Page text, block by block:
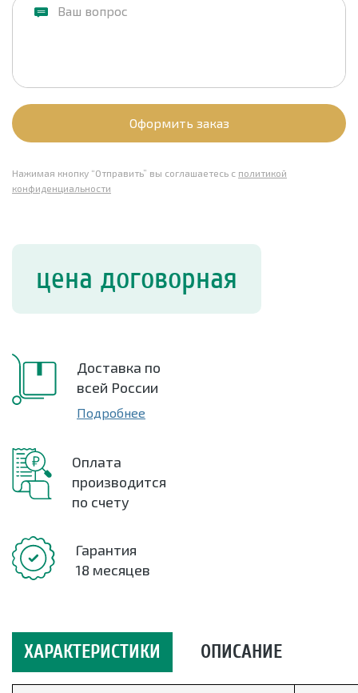
Оформить заказ
Нажимая кнопку “Отправить” вы соглашаетесь с политикой
конфиденциальности
цена договорная
Доставка по
всей России
Подробнее
Оплата
производится
по счету
Гарантия
18 месяцев
ХАРАКТЕРИСТИКИ ОПИСАНИЕ